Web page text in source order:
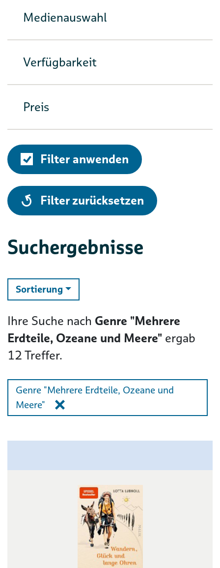
Medienauswahl
Verfügbarkeit
Preis
Filter anwenden
alle
Filter zurücksetzen
Suchergebnisse
Sortierung ändern
Ihre Suche nach Genre "Mehrere
Erdteile, Ozeane und Meere" ergab
12Treffer.
Genre "Mehrere Erdteile, Ozeane und
Meere"